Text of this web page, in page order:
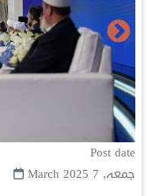
Post date
جمعہ, 7 March 2025